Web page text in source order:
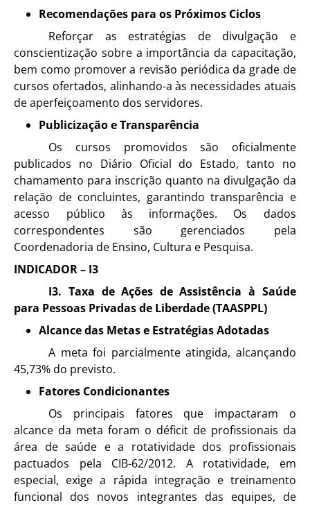
Recomendações para os Próximos Ciclos
Reforçar as estratégias de divulgação e
conscientização sobre a importância da capacitação,
bem como promover a revisão periódica da grade de
cursos ofertados, alinhando-a às necessidades atuais
de aperfeiçoamento dos servidores.
Publicização e Transparência
Os cursos promovidos são oficialmente
publicados no Diário Oficial do Estado, tanto no
chamamento para inscrição quanto na divulgação da
relação de concluintes, garantindo transparência e
acesso público às informações. Os dados
correspondentes são gerenciados pela
Coordenadoria de Ensino, Cultura e Pesquisa.
INDICADOR – I3
I3. Taxa de Ações de Assistência à Saúde
para Pessoas Privadas de Liberdade (TAASPPL)
Alcance das Metas e Estratégias Adotadas
A meta foi parcialmente atingida, alcançando
45,73% do previsto.
Fatores Condicionantes
Os principais fatores que impactaram o
alcance da meta foram o déficit de profissionais da
área de saúde e a rotatividade dos profissionais
pactuados pela CIB-62/2012. A rotatividade, em
especial, exige a rápida integração e treinamento
funcional dos novos integrantes das equipes, de